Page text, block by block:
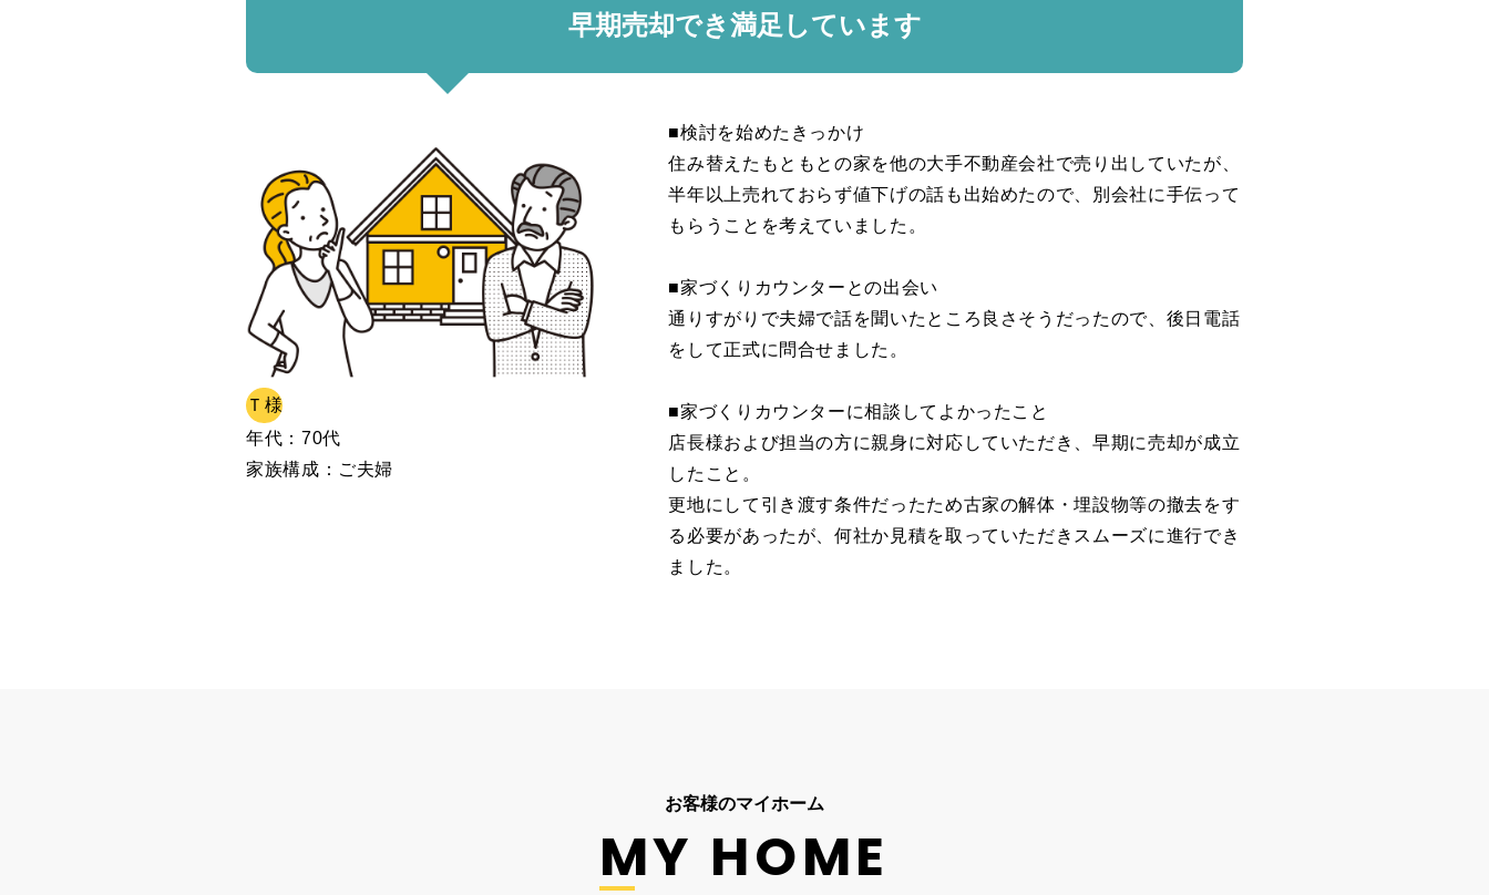
早期売却でき満足しています
Ｔ様
年代： 70代
家族構成： ご夫婦
■検討を始めたきっかけ
住み替えたもともとの家を他の大手不動産会社で売り出していたが、
半年以上売れておらず値下げの話も出始めたので、別会社に手伝って
もらうことを考えていました。
■家づくりカウンターとの出会い
通りすがりで夫婦で話を聞いたところ良さそうだったので、後日電話
をして正式に問合せました。
■家づくりカウンターに相談してよかったこと
店長様および担当の方に親身に対応していただき、早期に売却が成立
したこと。
更地にして引き渡す条件だったため古家の解体・埋設物等の撤去をす
る必要があったが、何社か見積を取っていただきスムーズに進行でき
ました。
お客様のマイホーム
MY HOME